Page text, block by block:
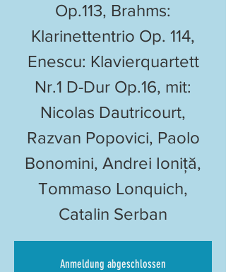
Op.113, Brahms:
Klarinettentrio Op. 114,
Enescu: Klavierquartett
Nr.1 D-Dur Op.16, mit:
Nicolas Dautricourt,
Razvan Popovici, Paolo
Bonomini, Andrei Ioniță,
Tommaso Lonquich,
Catalin Serban
Anmeldung abgeschlossen